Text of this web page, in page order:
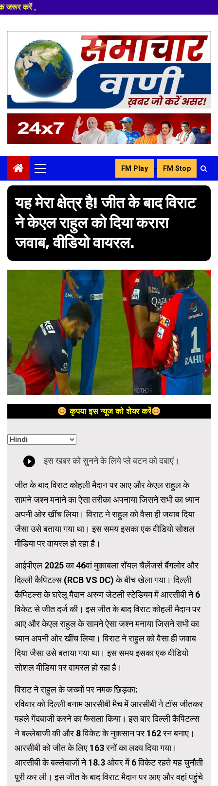
content
Primary
Menu
FM Play - FM Stop
यह मेरा क्षेत्र है! जीत के बाद विराट
ने केएल राहुल को दिया करारा
जवाब, वीडियो वायरल.
कृपया इस न्यूज को शेयर करें
जीत के बाद विराट कोहली मैदान पर आए और केएल राहुल के
सामने जश्न मनाने का ऐसा तरीका अपनाया जिसने सभी का ध्यान
अपनी ओर खींच लिया। विराट ने राहुल को वैसा ही जवाब दिया
जैसा उसे बताया गया था। इस समय इसका एक वीडियो सोशल
मीडिया पर वायरल हो रहा है।
आईपीएल 2025 का 46वां मुकाबला रॉयल चैलेंजर्स बैंगलोर और
दिल्ली कैपिटल्स (RCB VS DC) के बीच खेला गया। दिल्ली
कैपिटल्स के घरेलू मैदान अरुण जेटली स्टेडियम में आरसीबी ने 6
विकेट से जीत दर्ज की। इस जीत के बाद विराट कोहली मैदान पर
आए और केएल राहुल के सामने ऐसा जश्न मनाया जिसने सभी का
ध्यान अपनी ओर खींच लिया। विराट ने राहुल को वैसा ही जवाब
दिया जैसा उसे बताया गया था। इस समय इसका एक वीडियो
सोशल मीडिया पर वायरल हो रहा है।
विराट ने राहुल के जख्मों पर नमक छिड़का:
रविवार को दिल्ली बनाम आरसीबी मैच में आरसीबी ने टॉस जीतकर
पहले गेंदबाजी करने का फैसला किया। इस बार दिल्ली कैपिटल्स
ने बल्लेबाजी की और 8 विकेट के नुकसान पर 162 रन बनाए।
आरसीबी को जीत के लिए 163 रनों का लक्ष्य दिया गया।
आरसीबी के बल्लेबाजों ने 18.3 ओवर में 6 विकेट रहते यह चुनौती
पूरी कर ली। इस जीत के बाद विराट मैदान पर आए और वहां पहुंचे